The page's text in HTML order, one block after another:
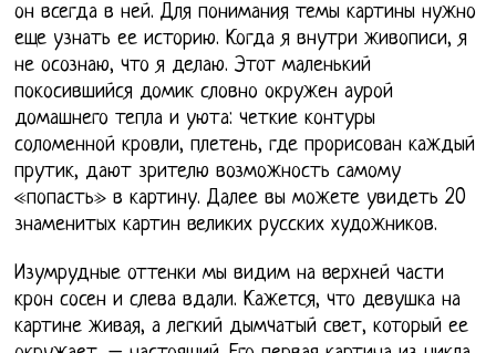
он всегда в ней. Для понимания темы картины нужно
еще узнать ее историю. Когда я внутри живописи, я
не осознаю, что я делаю. Этот маленький
покосившийся домик словно окружен аурой
домашнего тепла и уюта: четкие контуры
соломенной кровли, плетень, где прорисован каждый
прутик, дают зрителю возможность самому
«попасть» в картину. Далее вы можете увидеть 20
знаменитых картин великих русских художников.
Изумрудные оттенки мы видим на верхней части
крон сосен и слева вдали. Кажется, что девушка на
картине живая, а легкий дымчатый свет, который ее